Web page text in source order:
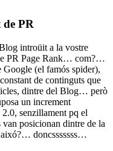
de PR
introüit a la vostre
PR Page Rank… com?…
(el famós spider),
de continguts que
dintre del Blog… però
un increment
2.0, senzillament pq el
van posicionan dintre de la
doncsssssss…